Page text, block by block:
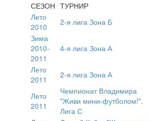
СЕЗОН ТУРНИР
Лето
2010
2-я лига Зона Б
Зима
2010-
2011
4-я лига Зона А
Лето
2011
2-я лига Зона А
Лето
2011
Чемпионат Владимира
"Живи мини-футболом!".
Лига С